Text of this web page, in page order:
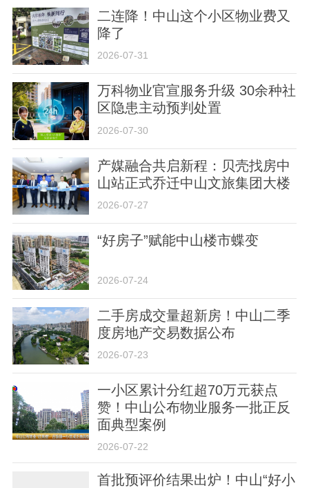
楼市
关于我们 版权声明
二连降！中山这个小区物业费又
降了
2026-07-31
万科物业官宣服务升级 30余种社
区隐患主动预判处置
2026-07-30
产媒融合共启新程：贝壳找房中
山站正式乔迁中山文旅集团大楼
2026-07-27
“好房子”赋能中山楼市蝶变
2026-07-24
二手房成交量超新房！中山二季
度房地产交易数据公布
2026-07-23
一小区累计分红超70万元获点
赞！中山公布物业服务一批正反
面典型案例
2026-07-22
首批预评价结果出炉！中山“好小